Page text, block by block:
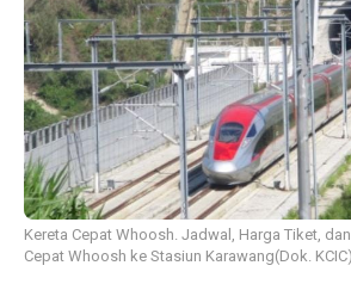
Kereta Cepat Whoosh. Jadwal, Harga Tiket,
Cepat Whoosh ke Stasiun Karawang(Dok. KCIC)